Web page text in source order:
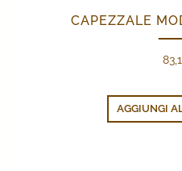
AGGIUNGI